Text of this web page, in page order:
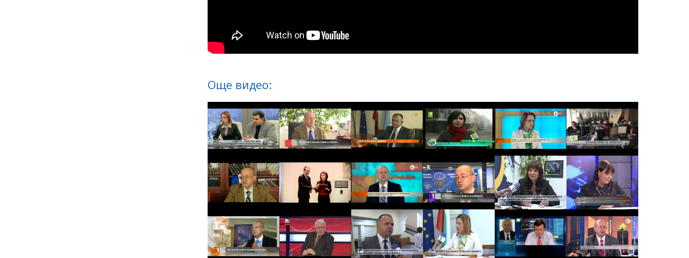
Още видео: